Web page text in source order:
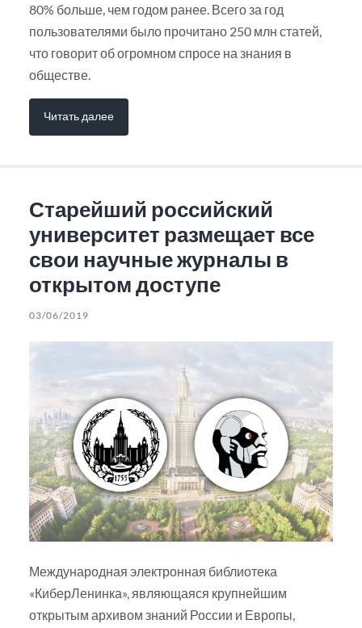
80% больше, чем годом ранее. Всего за год
пользователями было прочитано 250 млн статей,
что говорит об огромном спросе на знания в
обществе.
Читать далее
Старейший российский
университет размещает все
свои научные журналы в
открытом доступе
03/06/2019
Международная электронная библиотека
«КиберЛенинка», являющаяся крупнейшим
открытым архивом знаний России и Европы,